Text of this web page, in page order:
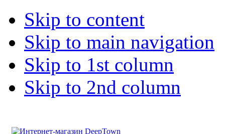
Skip to content
Skip to main navigation
Skip to 1st column
Skip to 2nd column